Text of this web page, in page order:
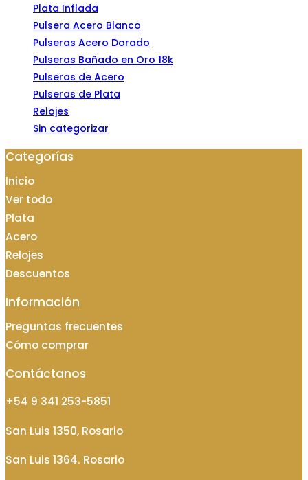
Plata Inflada
Pulsera Acero Blanco
Pulseras Acero Dorado
Pulseras Bañado en Oro 18k
Pulseras de Acero
Pulseras de Plata
Relojes
Sin categorizar
Categorías
Inicio
Ver todo
Plata
Acero
Relojes
Descuentos
Información
Preguntas frecuentes
Cómo comprar
Contáctanos
+54 9 341 253-5851
San Luis 1350, Rosario
San Luis 1364. Rosario